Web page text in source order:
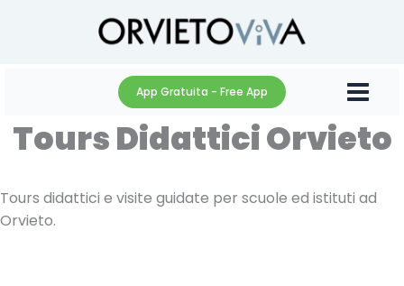
App Gratuita - Free App
Tours Didattici Orvieto
Tours didattici e visite guidate per scuole ed istituti ad
Orvieto.